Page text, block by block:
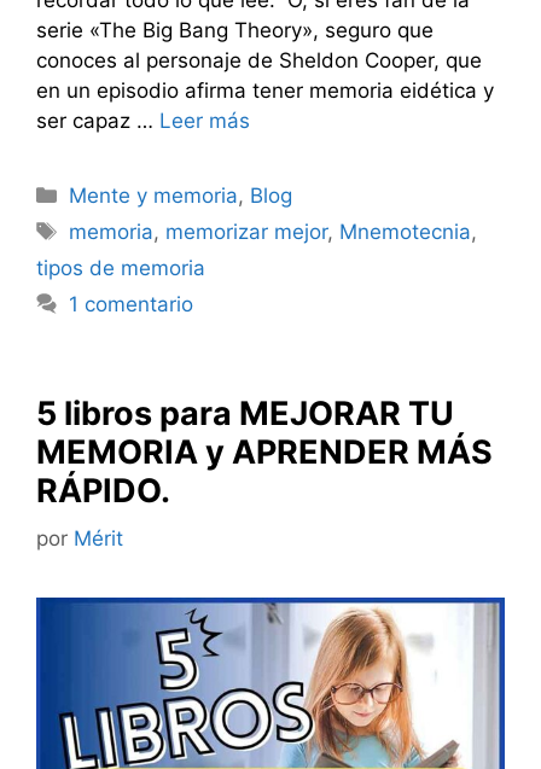
serie «The Big Bang Theory», seguro que
conoces al personaje de Sheldon Cooper, que
en un episodio afirma tener memoria eidética y
ser capaz … Leer más
Categorías
Mente y memoria, Blog
Etiquetas
memoria, memorizar mejor, Mnemotecnia,
tipos de memoria
1 comentario
5 libros para MEJORAR TU
MEMORIA y APRENDER MÁS
RÁPIDO.
por Mérit